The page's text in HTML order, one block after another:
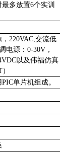
最多放置6个实训
220VAC,交流低
电源：0-30V，
以及伟福仿真
单片机组成。